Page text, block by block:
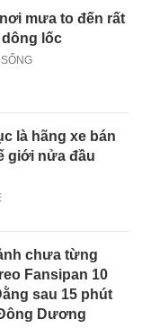
mưa to đến rất
lốc
là hãng xe bán
giới nửa đầu
chưa từng
Fansipan 10
sau 15 phút
Dương